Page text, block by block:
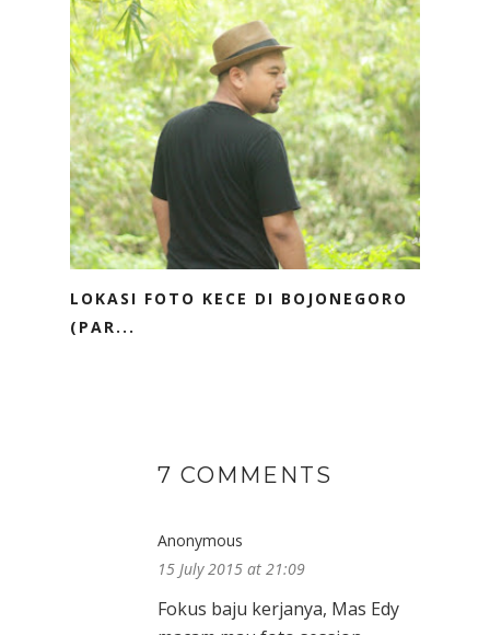
LOKASI FOTO KECE DI BOJONEGORO
(PAR...
7 COMMENTS
Anonymous
15 July 2015 at 21:09
Fokus baju kerjanya, Mas Edy